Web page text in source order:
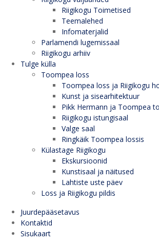
Riigikogu Toimetised
Teemalehed
Infomaterjalid
Parlamendi lugemissaal
Riigikogu arhiiv
Tulge külla
Toompea loss
Toompea loss ja Riigikogu
Kunst ja sisearhitektuur
Pikk Hermann ja Toompea
Riigikogu istungisaal
Valge saal
Ringkäik Toompea lossis
Külastage Riigikogu
Ekskursioonid
Kunstisaal ja näitused
Lahtiste uste päev
Loss ja Riigikogu pildis
Juurdepääsetavus
Kontaktid
Sisukaart